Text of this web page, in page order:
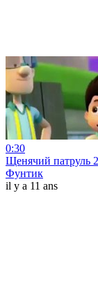
0:30
Щенячий патруль
Фунтик
il y a 11 ans